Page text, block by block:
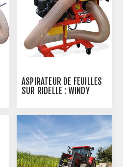
ASPIRATEUR DE FEUILLES
SUR RIDELLE : WINDY